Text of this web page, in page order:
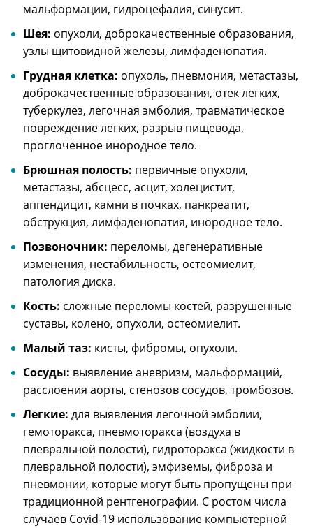
мальформации, гидроцефалия, синусит.
Шея: опухоли, доброкачественные образования,
узлы щитовидной железы, лимфаденопатия.
Грудная клетка: опухоль, пневмония, метастазы,
доброкачественные образования, отек легких,
туберкулез, легочная эмболия, травматическое
повреждение легких, разрыв пищевода,
проглоченное инородное тело.
Брюшная полость: первичные опухоли,
метастазы, абсцесс, асцит, холецистит,
аппендицит, камни в почках, панкреатит,
обструкция, лимфаденопатия, инородное тело.
Позвоночник: переломы, дегенеративные
изменения, нестабильность, остеомиелит,
патология диска.
Кость: сложные переломы костей, разрушенные
суставы, колено, опухоли, остеомиелит.
Малый таз: кисты, фибромы, опухоли.
Сосуды: выявление аневризм, мальформаций,
расслоения аорты, стенозов сосудов, тромбозов.
Легкие: для выявления легочной эмболии,
гемоторакса, пневмоторакса (воздуха в
плевральной полости), гидроторакса (жидкости в
плевральной полости), эмфиземы, фиброза и
пневмонии, которые могут быть пропущены при
традиционной рентгенографии. С ростом числа
случаев Covid-19 использование компьютерной